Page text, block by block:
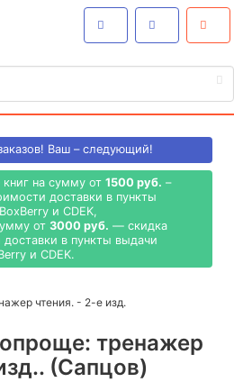
Ваш – следующий!
книг на сумму от 1500 руб. –
доставки в пункты
и CDEK,
от 3000 руб. — скидка
в пункты выдачи
и CDEK.
чтения. - 2-е изд.
тренажер
(Сапцов)